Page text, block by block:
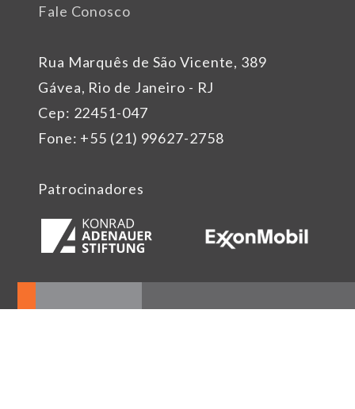
Rua Marquês de São Vicente, 389
Gávea, Rio de Janeiro - RJ
Cep: 22451-047
Fone: +55 (21) 99627-2758
Fale Conosco
Patrocinadores